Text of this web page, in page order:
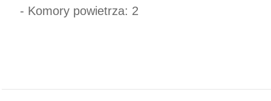
- Komory powietrza: 2